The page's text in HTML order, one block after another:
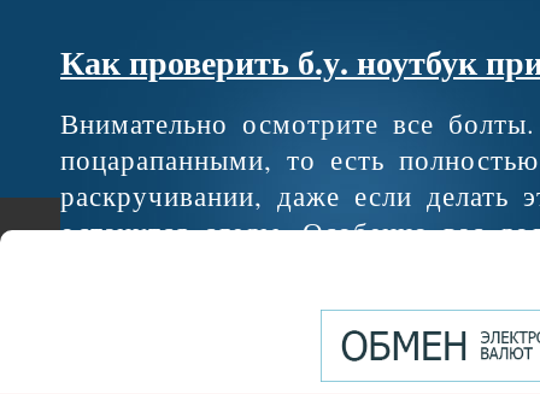
Как проверить б.у. ноутбук
Внимательно осмотрите все
поцарапанными, то есть
раскручивании, даже если делать
останутся следы. Особенно вас